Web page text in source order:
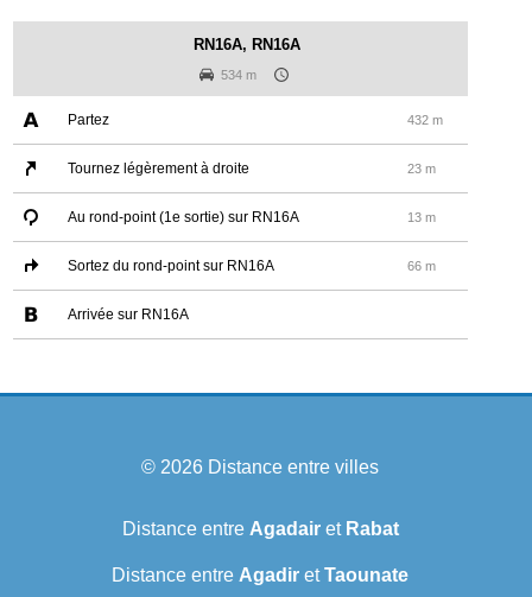
RN16A, RN16A
534 m
Partez 432 m
Tournez légèrement à droite 23 m
Au rond-point (1e sortie) sur RN16A 13 m
Sortez du rond-point sur RN16A 66 m
Arrivée sur RN16A
© 2026 Distance entre villes
Distance entre Agadairet Rabat
Distance entre Agadir etTaounate